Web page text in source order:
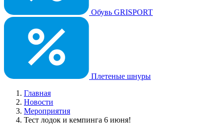
Обувь GRISPORT
Плетеные шнуры
Главная
Новости
Мероприятия
Тест лодок и кемпинга 6 июня!